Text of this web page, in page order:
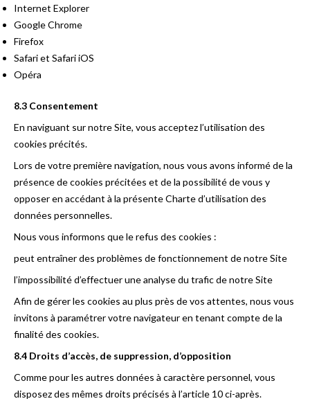
Internet Explorer
Google Chrome
Firefox
Safari et Safari iOS
Opéra
8.3 Consentement
En naviguant sur notre Site, vous acceptez l’utilisation des
cookies précités.
Lors de votre première navigation, nous vous avons informé de la
présence de cookies précitées et de la possibilité de vous y
opposer en accédant à la présente Charte d’utilisation des
données personnelles.
Nous vous informons que le refus des cookies :
peut entraîner des problèmes de fonctionnement de notre Site
l’impossibilité d’effectuer une analyse du trafic de notre Site
Afin de gérer les cookies au plus près de vos attentes, nous vous
invitons à paramétrer votre navigateur en tenant compte de la
finalité des cookies.
8.4 Droits d’accès, de suppression, d’opposition
Comme pour les autres données à caractère personnel, vous
disposez des mêmes droits précisés à l’article 10 ci-après.